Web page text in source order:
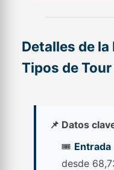
Detalles de
Tipos de Tour
📌 Datos
🎟️ Entrada
desde